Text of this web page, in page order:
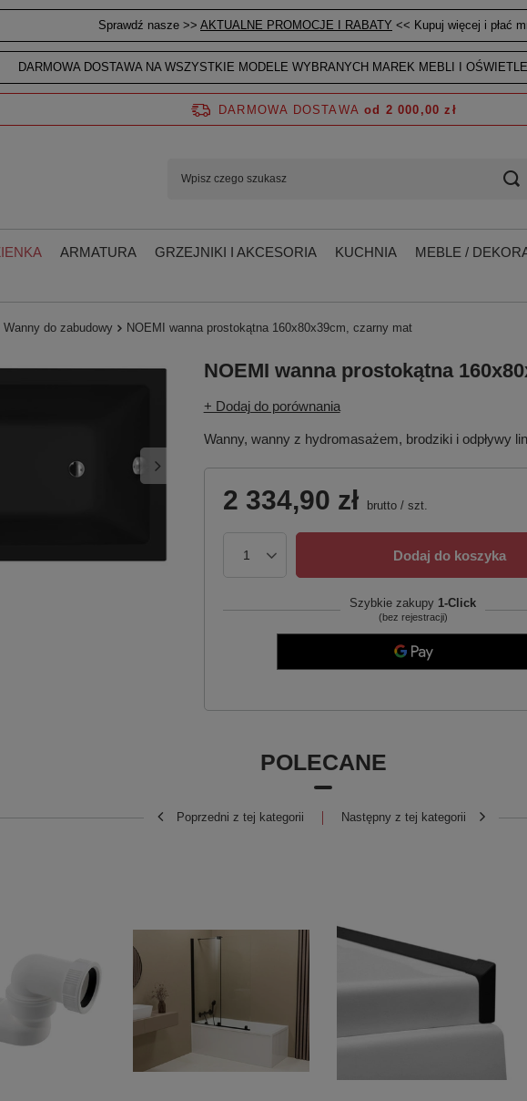
Sprawdź nasze >> AKTUALNE PROMOCJE I RABATY << Kupuj więcej i płać
DARMOWA DOSTAWA NA WSZYSTKIE MODELE WYBRANYCH MAREK MEBLI I
DARMOWA DOSTAWA od 2 000,00 zł
ARMATURA GRZEJNIKI I AKCESORIA KUCHNIA MEBLE /
Wanny do zabudowy NOEMI wanna prostokątna 160x80x39cm, czarny mat
NOEMI wanna prostokątna
+ Dodaj do porównania
Wanny, wanny z hydromasażem, brodziki i odpływy
2 334,90 zł brutto/ szt.
Dodaj do koszyka
Szybkie zakupy 1-Click
(bez rejestracji)
POLECANE
Poprzedni z tej kategorii Następny z tej kategorii